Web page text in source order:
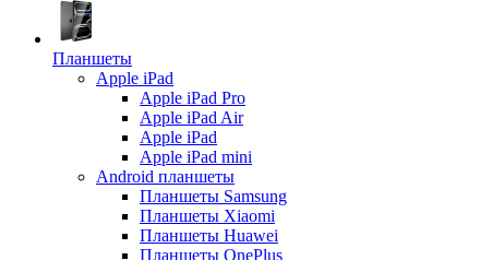
Планшеты
Apple iPad
Apple iPad Pro
Apple iPad Air
Apple iPad
Apple iPad mini
Android планшеты
Планшеты Samsung
Планшеты Xiaomi
Планшеты Huawei
Планшеты OnePlus